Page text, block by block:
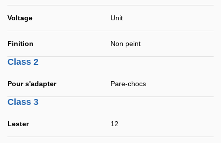
Voltage Unit
Finition Non peint
Class 2
Pour s'adapter Pare-chocs
Class 3
Lester 12